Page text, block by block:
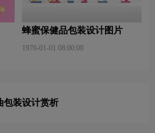
蜂蜜保健品包装设计图片
1970-01-01 08:00:00
包装设计赏析